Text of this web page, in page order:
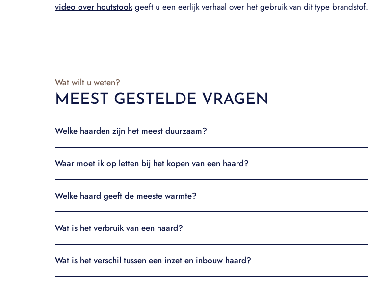
video over houtstook geeft u een eerlijk verhaal over het gebruik van dit type brandstof.
Wat wilt u weten?
MEEST GESTELDE VRAGEN
Welke haarden zijn het meest duurzaam?
Waar moet ik op letten bij het kopen van een haard?
Welke haard geeft de meeste warmte?
Wat is het verbruik van een haard?
Wat is het verschil tussen een inzet en inbouw haard?